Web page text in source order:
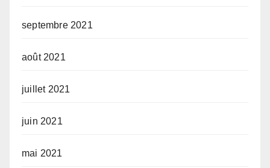
septembre 2021
août 2021
juillet 2021
juin 2021
mai 2021